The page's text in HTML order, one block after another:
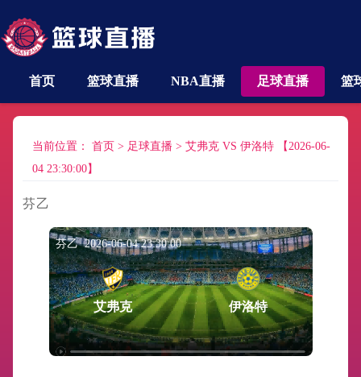
首页 篮球直播 NBA直播 足球直播 篮
当前位置： 首页 > 足球直播 > 艾弗克 VS 伊洛特 【2026-06-
04 23:30:00】
芬乙
芬乙 2026-06-04 23:30:00
艾弗克 伊洛特